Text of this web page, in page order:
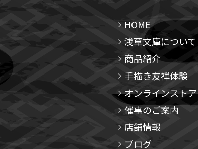
HOME
浅草文庫について
商品紹介
手描き友禅体験
オンラインストア
催事のご案内
店舗情報
ブログ